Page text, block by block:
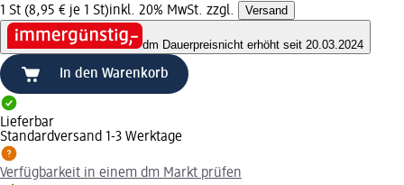
1 St (8,95 € je 1 St)inkl. 20% MwSt. zzgl. Versand
dm Dauerpreisnicht erhöht seit 20.03.2024
In den Warenkorb
Lieferbar
Standardversand 1-3 Werktage
Verfügbarkeit in einem dm Markt prüfen